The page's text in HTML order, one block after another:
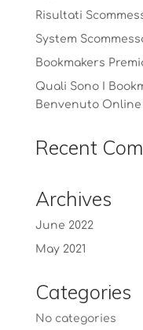
Risultati
System
Bookmakers
Quali Sono I
Benvenuto Online
Recent
Archives
June 2022
May 2021
Categories
No categories